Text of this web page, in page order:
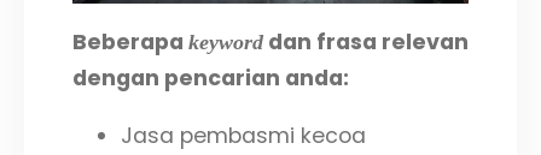
Beberapa keyword dan frasa relevan
dengan pencarian anda:
Jasa pembasmi kecoa